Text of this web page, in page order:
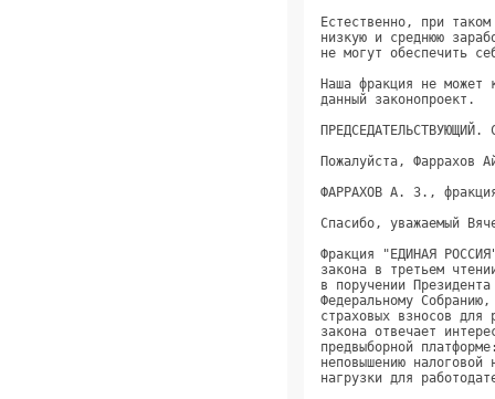
Естественно, при
низкую и среднюю
не могут
Наша фракция не
Пожалуйста,
ФАРРАХОВ
Спасибо,
Фракция "ЕДИНАЯ
закона в третьем
в поручении
Федеральному
страховых взносов
закона отвечает
предвыборной
неповышению
нагрузки